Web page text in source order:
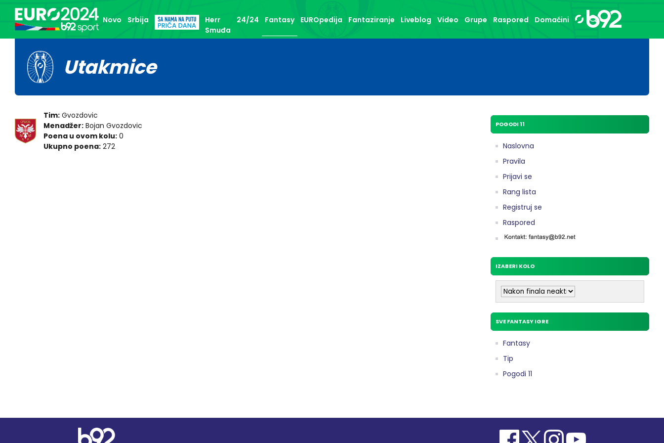
Novo Srbija
Herr
Smuđa
24/24 Fantasy EUROpedija Fantaziranje Liveblog Video Grupe Raspored Domaćini
Utakmice
Tim: Gvozdovic
Menadžer: Bojan Gvozdovic
Poena u ovom kolu: 0
Ukupno poena: 272
POGODI 11
Naslovna
Pravila
Prijavi se
Rang lista
Registruj se
Raspored
IZABERI KOLO
SVE FANTASY IGRE
Fantasy
Tip
Pogodi 11